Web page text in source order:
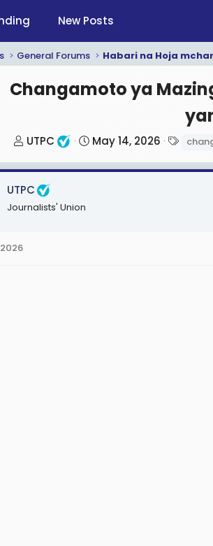
New Posts
General Forums Habari na Hoja
Changamoto ya
T
r
e
a
UTPC
S
a
May 14, 2026
g
UTPC
Journalists' Union